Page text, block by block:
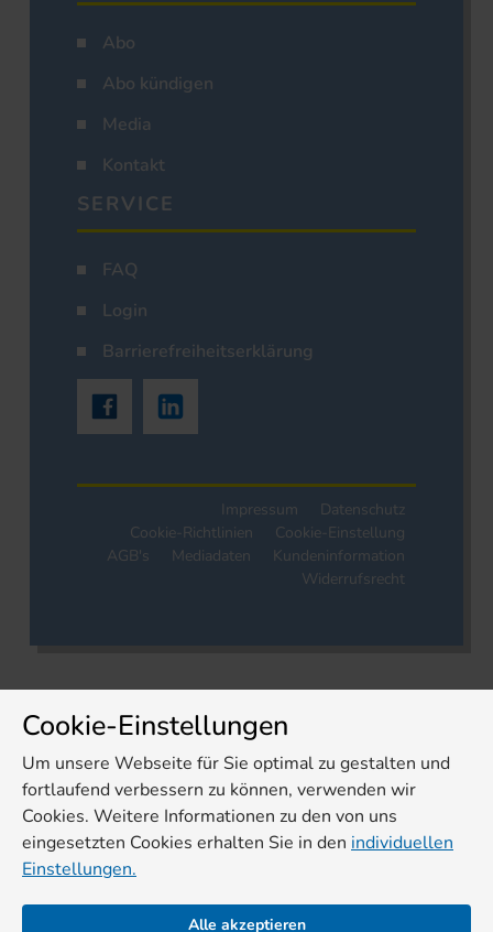
Abo
Abo kündigen
Media
Kontakt
SERVICE
FAQ
Login
Barrierefreiheitserklärung
Impressum
Datenschutz
Cookie-Richtlinien
Cookie-Einstellung
AGB's
Mediadaten
Kundeninformation
Widerrufsrecht
Cookie-Einstellungen
Um unsere Webseite für Sie optimal zu gestalten und
fortlaufend verbessern zu können, verwenden wir
Cookies. Weitere Informationen zu den von uns
eingesetzten Cookies erhalten Sie in den individuellen
Einstellungen.
Alle akzeptieren